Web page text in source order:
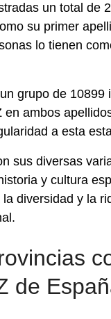
un total de
su primer
lo tienen
grupo de 10899
en ambos
a esta
sus diversas
y cultura
diversidad y la
de